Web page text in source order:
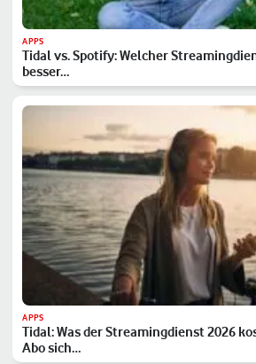
APPS
Tidal vs. Spotify: Welcher
besser…
APPS
Tidal: Was der Streamingdienst 2026
Abo sich…